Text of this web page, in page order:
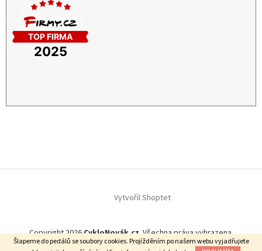
Šlapeme do pedálů se soubory cookies. Projížděním po našem webu vyjadřujete
Vytvořil Shoptet
Copyright 2026CykloNovák.cz. Všechna práva vyhrazena.
Našli jste lepší cenu?